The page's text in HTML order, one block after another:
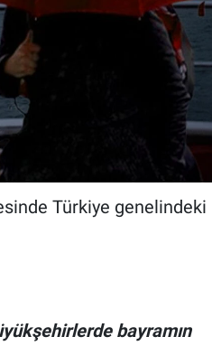
Türkiye genelindeki
bayramın